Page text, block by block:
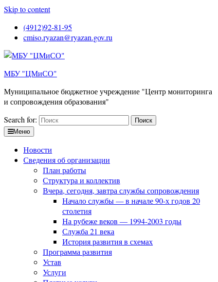
Skip to content
(4912)92-81-95
cmiso.ryazan@ryazan.gov.ru
МБУ "ЦМиСО"
Муниципальное бюджетное учреждение "Центр мониторинга
и сопровождения образования"
Search for:
Меню
Новости
Сведения об организации
План работы
Структура и коллектив
Вчера, сегодня, завтра службы сопровождения
Начало службы — в начале 90-х годов 20
столетия
На рубеже веков — 1994-2003 годы
Служба 21 века
История развития в схемах
Программа развития
Устав
Услуги